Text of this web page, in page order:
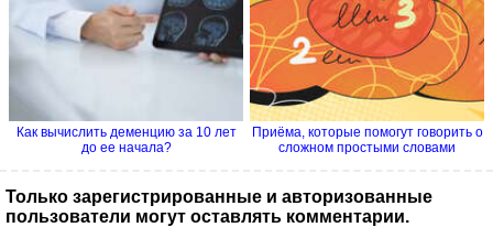
Как вычислить деменцию за 10 лет
до ее начала?
Приёма, которые помогут говорить о
сложном простыми словами
Только зарегистрированные и авторизованные
пользователи могут оставлять комментарии.